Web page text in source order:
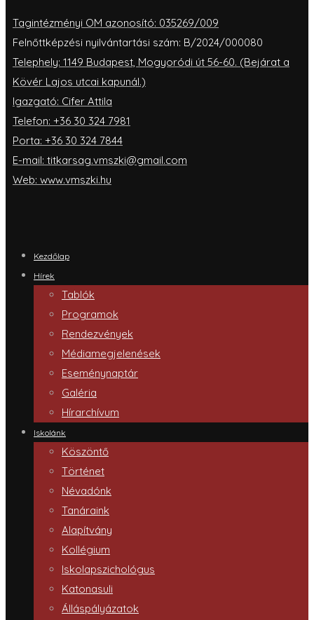
Tagintézményi OM azonosító: 035269/009
Felnőttképzési nyilvántartási szám: B/2024/000080
Telephely: 1149 Budapest, Mogyoródi út 56-60. (Bejárat a
Kövér Lajos utcai kapunál.)
Igazgató: Cifer Attila
Telefon: +36 30 324 7981
Porta: +36 30 324 7844
E-mail: titkarsag.vmszki@gmail.com
Web: www.vmszki.hu
Kezdőlap
Hírek
Tablók
Programok
Rendezvények
Médiamegjelenések
Eseménynaptár
Galéria
Hírarchívum
Iskolánk
Köszöntő
Történet
Névadónk
Tanáraink
Alapítvány
Kollégium
Iskolapszichológus
Katonasuli
Álláspályázatok